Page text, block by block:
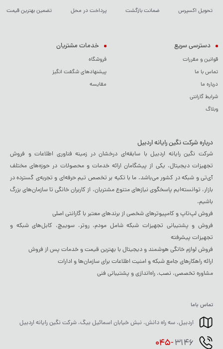
تحویل اکسپرس ضمانت بازگشت پرداخت در محل تضمین بهترین قیمت
دسترسی سریع
قوانین و مقررات
تماس با ما
درباره ما
شرایط گارانتی
وبلاگ
خدمات مشتریان
فروشگاه
پیشنهادهای شگفت انگیز
مقایسه
درباره شرکت نگین رایانه اردبیل
شرکت نگین رایانه اردبیل با سابقه‌ای درخشان در زمینه فناوری اطلاعات و فروش
تجهیزات دیجیتال، یکی از پیشگامان ارائه خدمات و محصولات در حوزه‌های مختلف
آی‌تی و شبکه در کشور می‌باشد. ما با تکیه بر تخصص تیم حرفه‌ای و تجربه‌ی گسترده در
بازار، توانسته‌ایم پاسخگوی نیازهای متنوع مشتریان، از کاربران خانگی تا سازمان‌های بزرگ
باشیم.
فروش لپ‌تاپ و کامپیوترهای شخصی از برندهای معتبر با گارانتی اصلی
فروش و پشتیبانی تجهیزات شبکه شامل مودم، روتر، سوییچ، کابل‌های شبکه و
تجهیزات پیشرفته
فروش لوازم خانگی هوشمند و دیجیتال با بهترین قیمت و خدمات پس از فروش
ارائه راهکارهای جامع شبکه و امنیت اطلاعات برای سازمان‌ها و ادارات
مشاوره تخصصی، نصب، راه‌اندازی و پشتیبانی فنی
تماس باما
اردبیل، سه راه دانش، نبش خیابان اسمائیل بیگ، شرکت نگین رایانه اردبیل
045-3146